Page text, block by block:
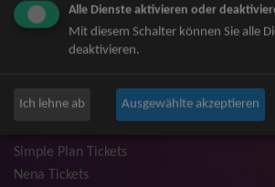
Niedeckens BAP Tickets
Judas Priest Tickets
Trailerpark & Friends Tickets
Simple Plan Tickets
Nena Tickets
Alle Dienste aktivieren oder
Mit diesem Schalter können Sie alle
deaktivieren.
Ich lehne ab Ausgewählte akzeptieren